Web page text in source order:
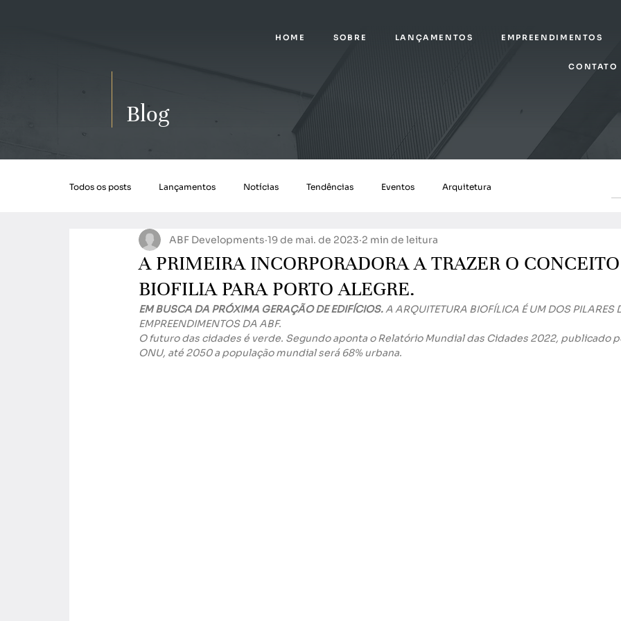
HOME SOBRE LANÇAMENTOS EMPREENDIMENTOS
CONTATO
Blog
Todos os posts Lançamentos Notícias Tendências Eventos Arquitetura
A PRIMEIRA INCORPORADORA A TRAZER O
BIOFILIA PARA PORTO ALEGRE.
ABF Developments 19 de mai. de 2023 2 min de leitura
EM BUSCA DA PRÓXIMA GERAÇÃO DE EDIFÍCIOS. A ARQUITETURA BIOFÍLICA É UM DOS PILARES
EMPREENDIMENTOS DA ABF.
O futuro das cidades é verde. Segundo aponta o Relatório Mundial das Cidades 2022, publicado
ONU, até 2050 a população mundial será 68% urbana.